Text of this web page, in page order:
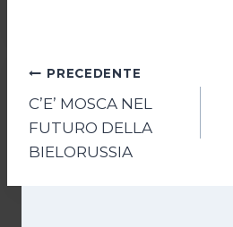
Navigazione
articoli
PRECEDENTE
C’E’ MOSCA NEL
FUTURO DELLA
BIELORUSSIA